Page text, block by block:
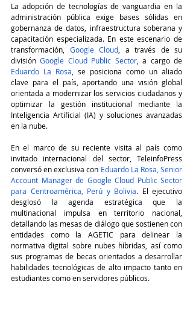
La adopción de tecnologías de vanguardia en la
administración pública exige bases sólidas en
gobernanza de datos, infraestructura soberana y
capacitación especializada. En este escenario de
transformación, Google Cloud , a través de su
división Google Cloud Public Sector
Eduardo La Rosa , se posiciona como un aliado
clave para el país, aportando una visión global
orientada a modernizar los servicios ciudadanos y
optimizar la gestión institucional mediante la
Inteligencia Artificial (IA) y soluciones avanzadas
en la nube.
En el marco de su reciente visita al país como
invitado internacional del sector, TeleinfoPress
conversó en exclusiva con Eduardo La Rosa, Senior
Account Manager de Google Cloud Public Sector
para Centroamérica, Perú y Bolivia. El ejecutivo
desglosó la agenda estratégica que la
multinacional impulsa en territorio nacional,
detallando las mesas de diálogo que sostienen con
entidades como la AGETIC para delinear la
normativa digital sobre nubes híbridas, así como
sus programas de becas orientados a desarrollar
habilidades tecnológicas de alto impacto tanto en
estudiantes como en servidores públicos.